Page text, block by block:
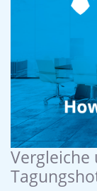
Vergleiche